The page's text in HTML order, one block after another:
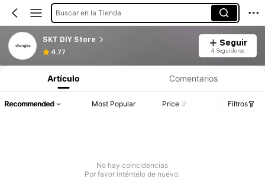
Buscar en la Tienda
SKT DIY Store
4.77
Seguir
4 Seguidores
Artículo Comentarios
Recommended Most Popular Price Filtros
No hay coincidencias
Por favor inténtelo de nuevo.